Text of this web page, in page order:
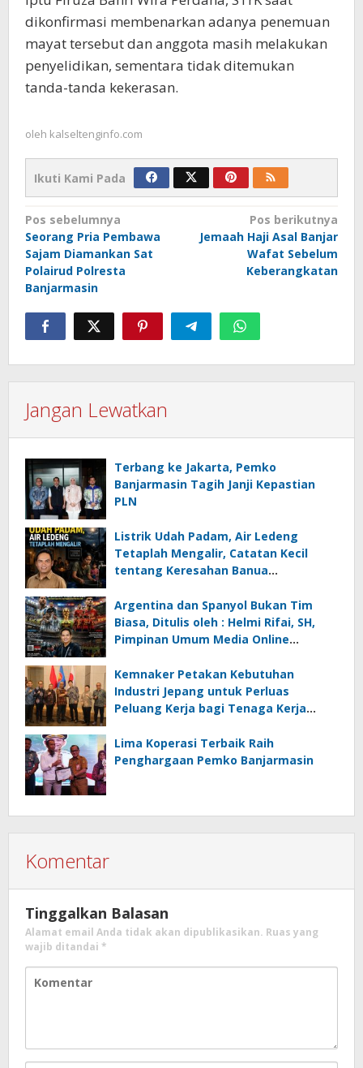
dikonfirmasi membenarkan adanya penemuan
mayat tersebut dan anggota masih melakukan
penyelidikan, sementara tidak ditemukan
tanda-tanda kekerasan.
oleh kalseltenginfo.com
Ikuti Kami Pada
Navigasi
pos
Pos sebelumnya
Seorang Pria Pembawa
Sajam Diamankan Sat
Polairud Polresta
Banjarmasin
Pos berikutnya
Jemaah Haji Asal Banjar
Wafat Sebelum
Keberangkatan
Jangan Lewatkan
Terbang ke Jakarta, Pemko
Banjarmasin Tagih Janji Kepastian
PLN
Listrik Udah Padam, Air Ledeng
Tetaplah Mengalir, Catatan Kecil
tentang Keresahan Banua
Ancaman Lingkungan, Oleh : Helmi
Rifai, SH
Argentina dan Spanyol Bukan Tim
Biasa, Ditulis oleh : Helmi Rifai, SH,
Pimpinan Umum Media Online
Kemnaker Petakan Kebutuhan
Industri Jepang untuk Perluas
Peluang Kerja bagi Tenaga Kerja
Lima Koperasi Terbaik Raih
Penghargaan Pemko Banjarmasin
Komentar
Tinggalkan Balasan
Alamat email Anda tidak akan dipublikasikan. Ruas yang
wajib ditandai *